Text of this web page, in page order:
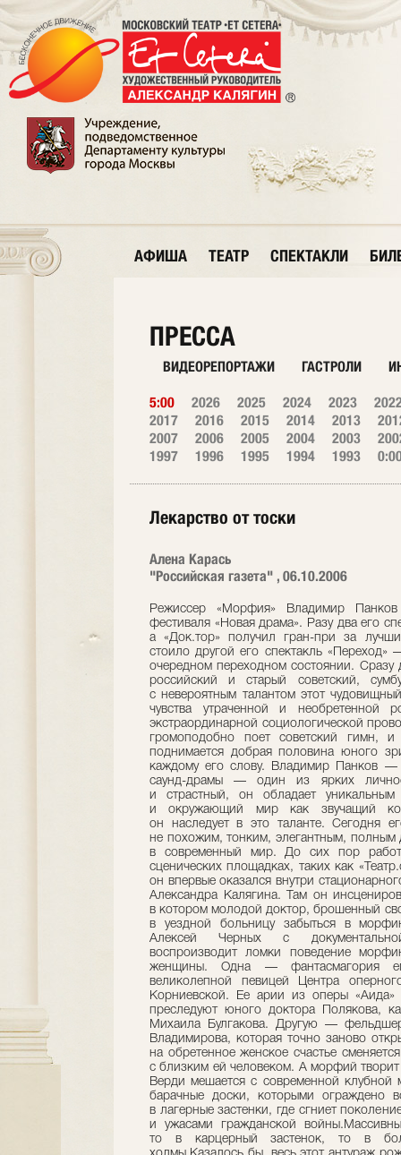
АФИША ТЕАТР СПЕКТАКЛИ
ПРЕССА
ВИДЕОРЕПОРТАЖИ ГАСТРОЛИ
5:00 2026 2025 2024 2023
2017
2016 2015 2014 2013
2007
2006 2005 2004 2003
1997
1996 1995 1994 1993
Лекарство от тоски
Алена Карась
"Российская газета" , 06.10.2006
Режиссер «Морфия» Владимир
фестиваля «Новая драма». Разу два его
а «Док.тор» получил гран-при за
стоило другой его спектакль
очередном переходном состоянии.
российский и старый советский,
с невероятным талантом этот
чувства утраченной и
экстраординарной социологической
громоподобно поет советский гимн,
поднимается добрая половина юного
каждому его слову. Владимир Панков —
саунд-драмы — один из ярких
и страстный, он обладает
и окружающий мир как звучащий
он наследует в это таланте. Сегодня
не похожим, тонким, элегантным, полным
в современный мир. До сих пор
сценических площадках, таких как
он впервые оказался внутри
Александра Калягина. Там он
в котором молодой доктор, брошенный
в уездной больницу забыться в
Алексей Черных с
воспроизводит ломки поведение
женщины. Одна — фантасмагория
великолепной певицей Центра
Корниевской. Ее арии из оперы
преследуют юного доктора Полякова,
Михаила Булгакова. Другую —
Владимирова, которая точно заново
на обретенное женское счастье
с близким ей человеком. А морфий
Верди мешается с современной
барачные доски, которыми ограждено
в лагерные застенки, где сгниет
и ужасами гражданской
то в карцерный застенок, то в